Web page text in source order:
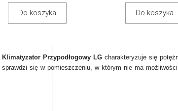
Do koszyka Do koszyka
Klimatyzator Przypodłogowy LGcharakteryzuje się
sprawdzi się w pomieszczeniu, w którym nie ma